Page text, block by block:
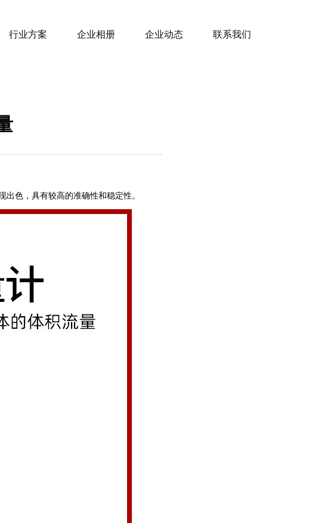
行业方案 企业相册 企业动态 联系我们
色，具有较高的准确性和稳定性。